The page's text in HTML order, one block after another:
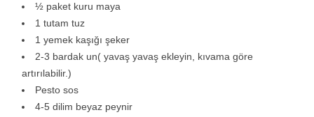
½ paket kuru maya
1 tutam tuz
1 yemek kaşığı şeker
2-3 bardak un( yavaş yavaş ekleyin, kıvama göre
artırılabilir.)
Pesto sos
4-5 dilim beyaz peynir